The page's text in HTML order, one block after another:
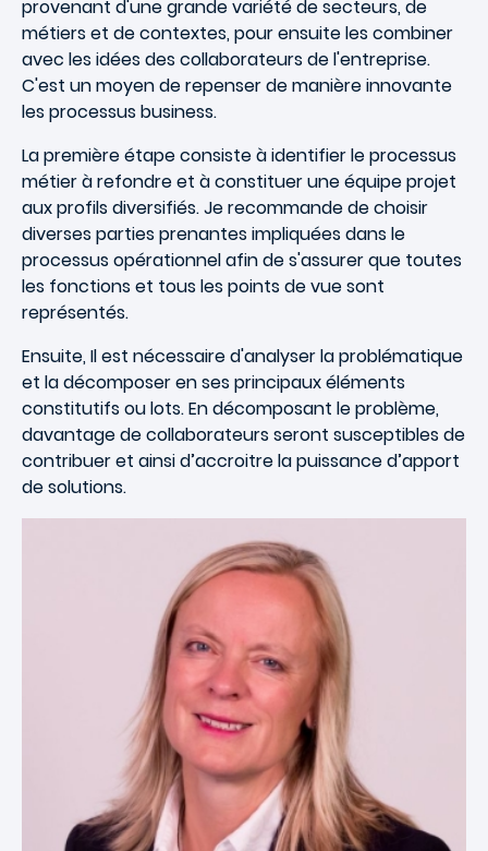
provenant d'une grande variété de secteurs, de
métiers et de contextes, pour ensuite les combiner
avec les idées des collaborateurs de l'entreprise.
C'est un moyen de repenser de manière innovante
les processus business.
La première étape consiste à identifier le processus
métier à refondre et à constituer une équipe projet
aux profils diversifiés. Je recommande de choisir
diverses parties prenantes impliquées dans le
processus opérationnel afin de s'assurer que toutes
les fonctions et tous les points de vue sont
représentés.
Ensuite, Il est nécessaire d'analyser la problématique
et la décomposer en ses principaux éléments
constitutifs ou lots. En décomposant le problème,
davantage de collaborateurs seront susceptibles de
contribuer et ainsi d’accroitre la puissance d’apport
de solutions.